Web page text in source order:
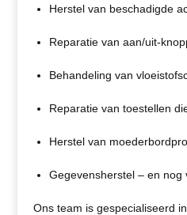
Herstel van beschadigde
Reparatie van aan/uit-
Behandeling van
Reparatie van toestellen
Herstel van
Gegevensherstel – en nog
Ons team is gespecialiseerd